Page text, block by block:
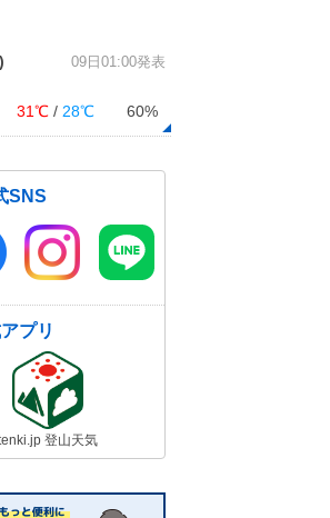
09日01:00発表
31℃ / 28℃ 60%
SNS
プリ
登山天気